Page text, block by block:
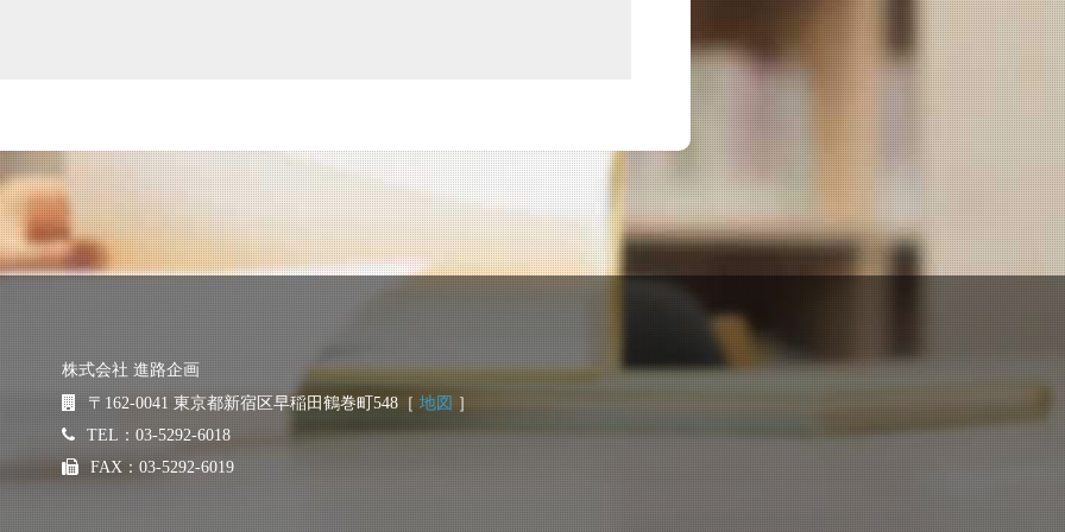
株式会社 進路企画
〒162-0041 東京都新宿区早稲田鶴巻町548［ 地図 ］
TEL：03-5292-6018
FAX：03-5292-6019